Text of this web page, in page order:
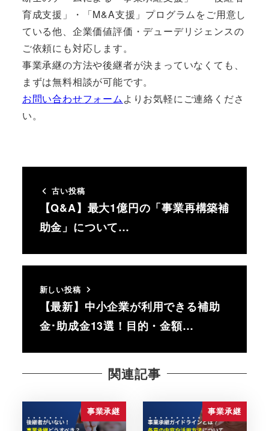
育成支援」・「M&A支援」プログラムをご用意し
ている他、企業価値評価・デューデリジェンスの
ご依頼にも対応します。
事業承継の方法や後継者が決まっていなくても、
まずは無料相談が可能です。
お問い合わせフォームよりお気軽にご連絡くださ
い。
古い投稿
【Q&A】最大1億円の「事業再構築補
助金」について…
新しい投稿
【最新】中小企業が利用できる補助
金･助成金13選！目的・金額…
関連記事
事業承継 事業承継